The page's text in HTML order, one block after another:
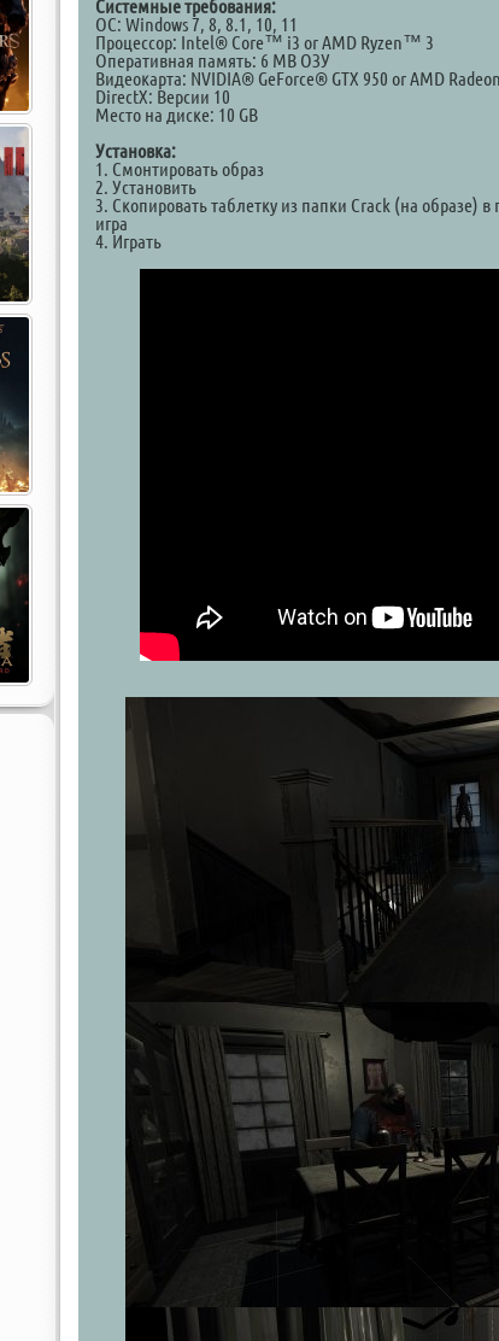
Системные требования:
ОС: Windows 7, 8, 8.1, 10, 11
Процессор: Intel® Core™ i3 or AMD Ryzen™ 3
Оперативная память: 6 MB ОЗУ
Видеокарта: NVIDIA® GeForce® GTX 950 or AMD
DirectX: Версии 10
Место на диске: 10 GB
Установка:
1. Смонтировать образ
2. Установить
3. Скопировать таблетку из папки Crack (на образе) в
игра
4. Играть